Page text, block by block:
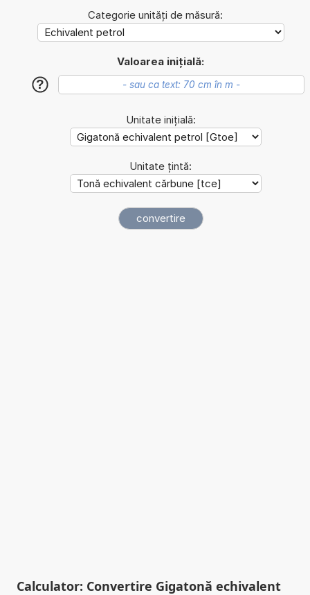
Categorie unități de măsură:
Valoarea inițială:
?
Unitate inițială:
Unitate țintă:
Calculator: Convertire Gigatonă echivalent